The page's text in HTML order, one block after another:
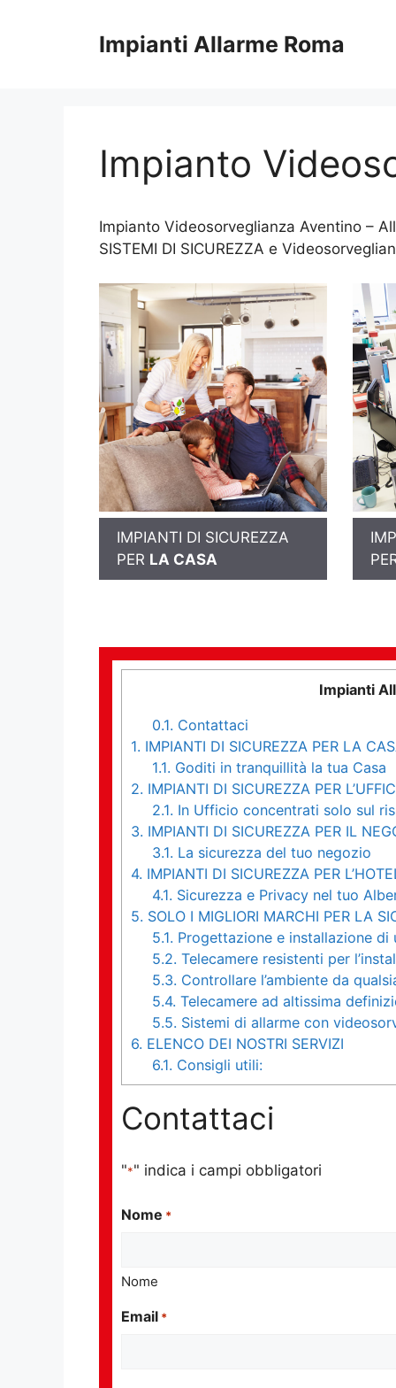
Impianti Allarme Roma
Impianto
Impianto Videosorveglianza Aventino –
SISTEMI DI SICUREZZA e
IMPIANTI DI SICUREZZA
PER LA CASA
Impianti
0.1. Contattaci
1. IMPIANTI DI SICUREZZA PER LA
1.1. Goditi in tranquillità la tua Casa
2. IMPIANTI DI SICUREZZA PER
2.1. In Ufficio concentrati solo sul
3. IMPIANTI DI SICUREZZA PER IL
3.1. La sicurezza del tuo negozio
4. IMPIANTI DI SICUREZZA PER
4.1. Sicurezza e Privacy nel tuo
5. SOLO I MIGLIORI MARCHI PER LA
5.1. Progettazione e installazione
5.2. Telecamere resistenti per
5.3. Controllare l’ambiente da
5.4. Telecamere ad altissima
5.5. Sistemi di allarme con
6. ELENCO DEI NOSTRI SERVIZI
6.1. Consigli utili:
Contattaci
"*" indica i campi obbligatori
Nome *
Nome
Email *